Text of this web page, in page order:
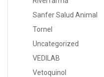
Sanfer Salud Animal
Tornel
Uncategorized
VEDILAB
Vetoquinol